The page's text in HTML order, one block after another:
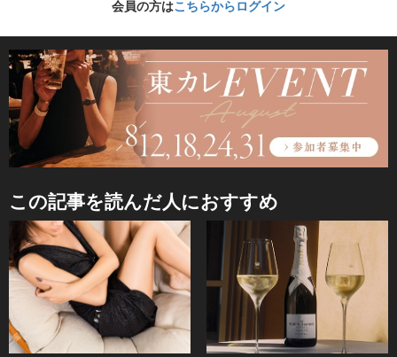
会員の方はこちらからログイン
この記事を読んだ人におすすめ